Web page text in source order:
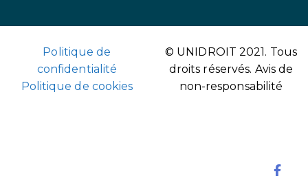
Politique de
confidentialité
Politique de cookies
© UNIDROIT 2021. Tous
droits réservés. Avis de
non-responsabilité